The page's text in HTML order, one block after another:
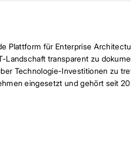
Plattform für Enterprise
Landschaft transparent zu
Technologie-Investitionen zu
eingesetzt und gehört seit